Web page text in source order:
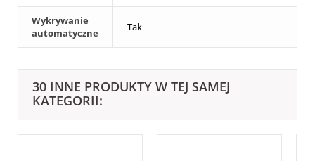
Wykrywanie
automatyczne
Tak
30 INNE PRODUKTY W TEJ SAMEJ
KATEGORII: